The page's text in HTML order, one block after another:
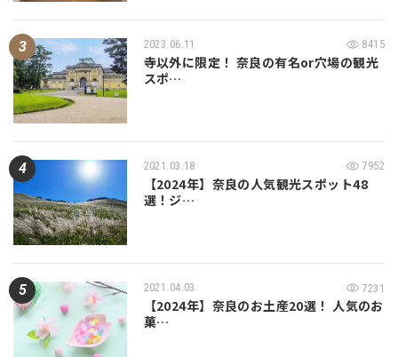
2023.06.11 8415
寺以外に限定！ 奈良の有名or穴場の観光
スポ…
2021.03.18 7952
【2024年】奈良の人気観光スポット48
選！ジ…
2021.04.03 7231
【2024年】奈良のお土産20選！ 人気のお
菓…